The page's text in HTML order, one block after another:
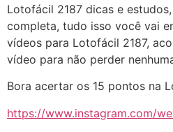
Lotofácil 2187 dicas e
completa, tudo isso você vai
vídeos para Lotofácil 2187,
vídeo para não perder
Bora acertar os 15 pontos na
https://www.instagram.com/